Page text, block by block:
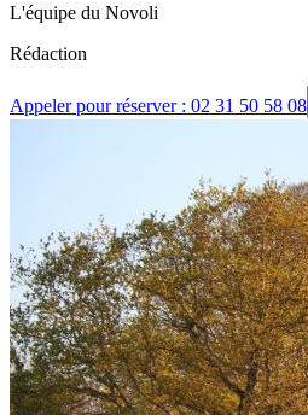
L'équipe du Novoli
Rédaction
Appeler pour réserver: 02 31 50 58 08